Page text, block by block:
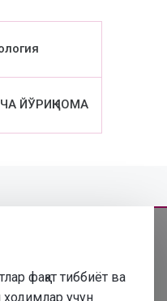
ЙЎРИҚНОМА
фақат тиббиёт ва
учун
ўз-ўзини диагностика қилиш
ва шифокорнинг чақирув